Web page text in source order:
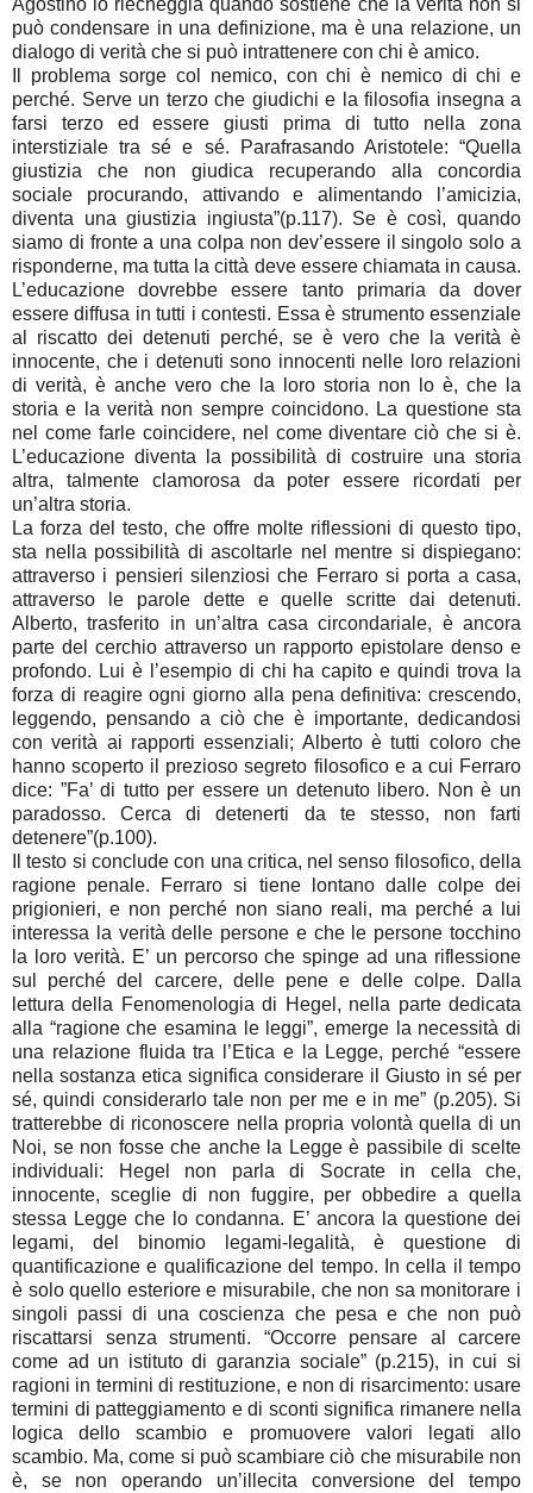
Agostino lo riecheggia quando sostiene che la verità non si
può condensare in una definizione, ma è una relazione, un
dialogo di verità che si può intrattenere con chi è amico.
Il problema sorge col nemico, con chi è nemico di chi e
perché. Serve un terzo che giudichi e la filosofia insegna a
farsi terzo ed essere giusti prima di tutto nella zona
interstiziale tra sé e sé. Parafrasando Aristotele: “Quella
giustizia che non giudica recuperando alla concordia
sociale procurando, attivando e alimentando l’amicizia,
diventa una giustizia ingiusta”(p.117). Se è così, quando
siamo di fronte a una colpa non dev’essere il singolo solo a
risponderne, ma tutta la città deve essere chiamata in causa.
L’educazione dovrebbe essere tanto primaria da dover
essere diffusa in tutti i contesti. Essa è strumento essenziale
al riscatto dei detenuti perché, se è vero che la verità è
innocente, che i detenuti sono innocenti nelle loro relazioni
di verità, è anche vero che la loro storia non lo è, che la
storia e la verità non sempre coincidono. La questione sta
nel come farle coincidere, nel come diventare ciò che si è.
L’educazione diventa la possibilità di costruire una storia
altra, talmente clamorosa da poter essere ricordati per
un’altra storia.
La forza del testo, che offre molte riflessioni di questo tipo,
sta nella possibilità di ascoltarle nel mentre si dispiegano:
attraverso i pensieri silenziosi che Ferraro si porta a casa,
attraverso le parole dette e quelle scritte dai detenuti.
Alberto, trasferito in un’altra casa circondariale, è ancora
parte del cerchio attraverso un rapporto epistolare denso e
profondo. Lui è l’esempio di chi ha capito e quindi trova la
forza di reagire ogni giorno alla pena definitiva: crescendo,
leggendo, pensando a ciò che è importante, dedicandosi
con verità ai rapporti essenziali; Alberto è tutti coloro che
hanno scoperto il prezioso segreto filosofico e a cui Ferraro
dice: ”Fa’ di tutto per essere un detenuto libero. Non è un
paradosso. Cerca di detenerti da te stesso, non farti
detenere”(p.100).
Il testo si conclude con una critica, nel senso filosofico, della
ragione penale. Ferraro si tiene lontano dalle colpe dei
prigionieri, e non perché non siano reali, ma perché a lui
interessa la verità delle persone e che le persone tocchino
la loro verità. E’ un percorso che spinge ad una riflessione
sul perché del carcere, delle pene e delle colpe. Dalla
lettura della Fenomenologia di Hegel, nella parte dedicata
alla “ragione che esamina le leggi”, emerge la necessità di
una relazione fluida tra l’Etica e la Legge, perché “essere
nella sostanza etica significa considerare il Giusto in sé per
sé, quindi considerarlo tale non per me e in me” (p.205). Si
tratterebbe di riconoscere nella propria volontà quella di un
Noi, se non fosse che anche la Legge è passibile di scelte
individuali: Hegel non parla di Socrate in cella che,
innocente, sceglie di non fuggire, per obbedire a quella
stessa Legge che lo condanna. E’ ancora la questione dei
legami, del binomio legami-legalità, è questione di
quantificazione e qualificazione del tempo. In cella il tempo
è solo quello esteriore e misurabile, che non sa monitorare i
singoli passi di una coscienza che pesa e che non può
riscattarsi senza strumenti. “Occorre pensare al carcere
come ad un istituto di garanzia sociale” (p.215), in cui si
ragioni in termini di restituzione, e non di risarcimento: usare
termini di patteggiamento e di sconti significa rimanere nella
logica dello scambio e promuovere valori legati allo
scambio. Ma, come si può scambiare ciò che misurabile non
è, se non operando un’illecita conversione del tempo